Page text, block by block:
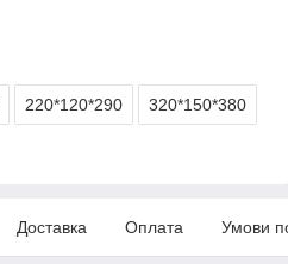
220*120*290 320*150*380
Доставка Оплата Умови